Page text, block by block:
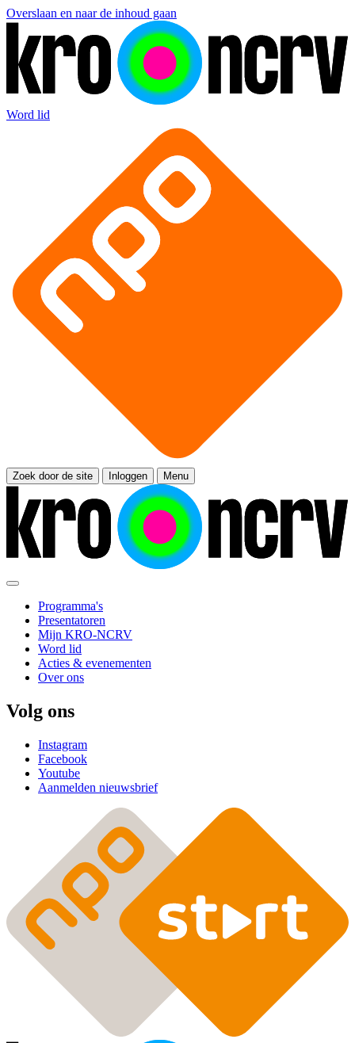
Overslaan en naar de inhoud gaan
Word lid
Zoek door de site Inloggen Menu
Programma's
Presentatoren
Mijn KRO-NCRV
Word lid
Acties & evenementen
Over ons
Volg ons
Instagram
Facebook
Youtube
Aanmelden nieuwsbrief